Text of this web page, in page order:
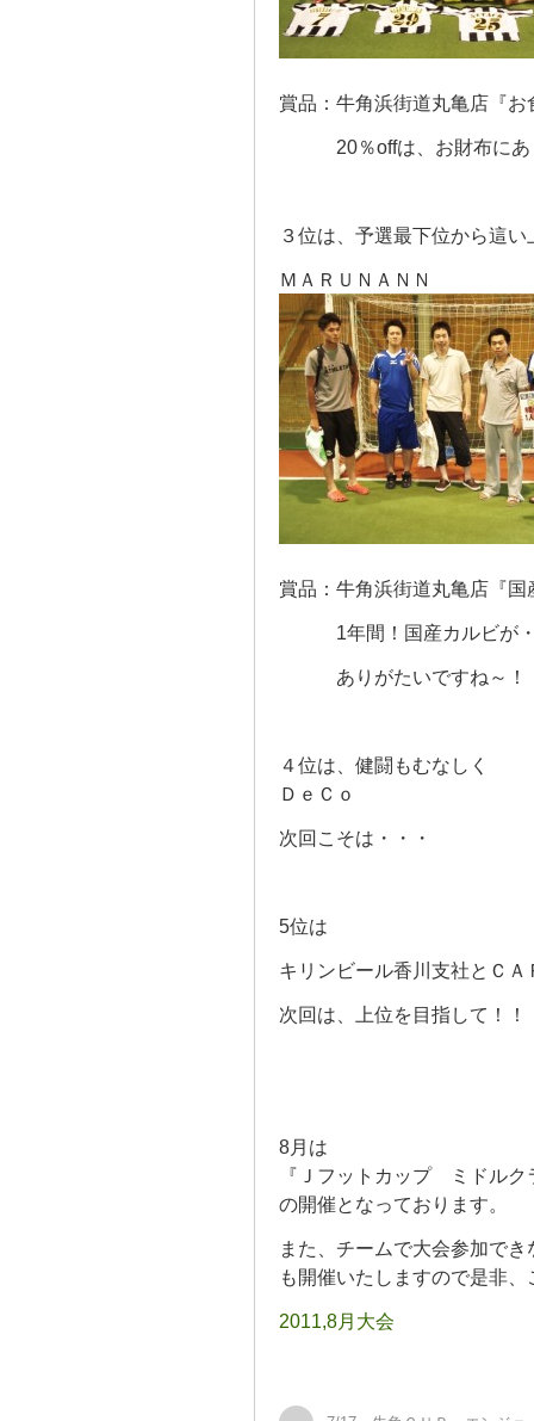
賞品：牛角浜街道丸亀店『
20％offは、お財布にあ
３位は、予選最下位から這
ＭＡＲＵＮＡＮＮ
賞品：牛角浜街道丸亀店『
1年間！国産カルビが・
ありがたいですね～！
４位は、健闘もむなしく
ＤｅＣｏ
次回こそは・・・
5位は
キリンビール香川支社とＣＡ
次回は、上位を目指して！！
8月は
『Ｊフットカップ ミドル
の開催となっております。
また、チームで大会参加で
も開催いたしますので是非
2011,8月大会